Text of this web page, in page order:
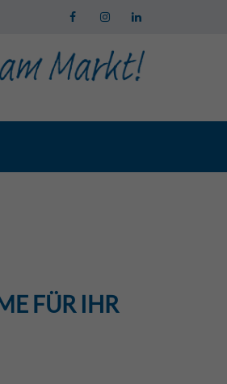
FÜR IHR